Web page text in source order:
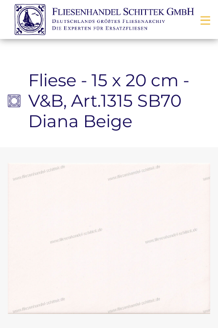
Zum Inhalt springen
Fliese - 15 x 20 cm -
V&B, Art.1315 SB70
Diana Beige